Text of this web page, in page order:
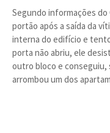
Segundo informações do
portão após a saída da
interna do edifício e
porta não abriu, ele
outro bloco e conseguiu,
arrombou um dos